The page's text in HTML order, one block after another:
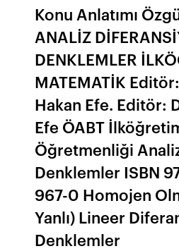
Konu Anlatımı
ANALİZ
DENKLEMLER
MATEMATİK
Hakan Efe. Editör:
Efe ÖABT
Öğretmenliği
Denklemler ISBN
967-0 Homojen
Yanlı) Lineer
Denklemler